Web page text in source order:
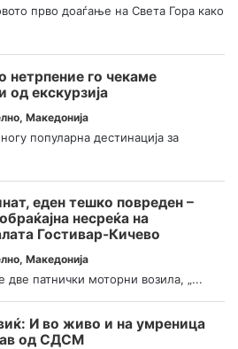
прво доаѓање на Света Гора како
го чекаме
од екскурзија
, Македонија
популарна дестинација за
еден тешко повреден –
несреќа на
Гостивар-Кичево
, Македонија
две патнички моторни возила, „...
И во живо и на умреница
од СДСМ